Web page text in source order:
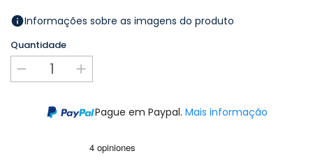
Informações sobre as imagens do produto
Quantidade
Pague em Paypal. Mais informação